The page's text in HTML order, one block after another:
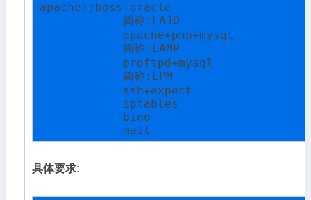
apache+jboss+oracle
            简称:LAJO
            apache+php+mysql
            简称:LAMP
            proftpd+mysql
            简称:LPM
            ssh+expect
            iptables
            bind
            mail
具体要求: